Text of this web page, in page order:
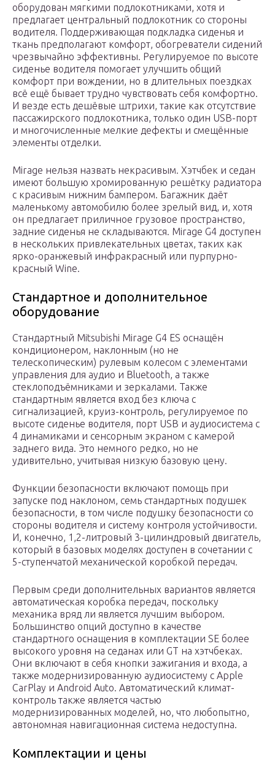
оборудован мягкими подлокотниками, хотя и
предлагает центральный подлокотник со стороны
водителя. Поддерживающая подкладка сиденья и
ткань предполагают комфорт, обогреватели сидений
чрезвычайно эффективны. Регулируемое по высоте
сиденье водителя помогает улучшить общий
комфорт при вождении, но в длительных поездках
всё ещё бывает трудно чувствовать себя комфортно.
И везде есть дешёвые штрихи, такие как отсутствие
пассажирского подлокотника, только один USB-порт
и многочисленные мелкие дефекты и смещённые
элементы отделки.
Mirage нельзя назвать некрасивым. Хэтчбек и седан
имеют большую хромированную решётку радиатора
с красивым нижним бампером. Багажник даёт
маленькому автомобилю более зрелый вид, и, хотя
он предлагает приличное грузовое пространство,
задние сиденья не складываются. Mirage G4 доступен
в нескольких привлекательных цветах, таких как
ярко-оранжевый инфракрасный или пурпурно-
красный Wine.
Стандартное и дополнительное
оборудование
Стандартный Mitsubishi Mirage G4 ES оснащён
кондиционером, наклонным (но не
телескопическим) рулевым колесом с элементами
управления для аудио и Bluetooth, а также
стеклоподъёмниками и зеркалами. Также
стандартным является вход без ключа с
сигнализацией, круиз-контроль, регулируемое по
высоте сиденье водителя, порт USB и аудиосистема с
4 динамиками и сенсорным экраном с камерой
заднего вида. Это немного редко, но не
удивительно, учитывая низкую базовую цену.
Функции безопасности включают помощь при
запуске под наклоном, семь стандартных подушек
безопасности, в том числе подушку безопасности со
стороны водителя и систему контроля устойчивости.
И, конечно, 1,2-литровый 3-цилиндровый двигатель,
который в базовых моделях доступен в сочетании с
5-ступенчатой механической коробкой передач.
Первым среди дополнительных вариантов является
автоматическая коробка передач, поскольку
механика вряд ли является лучшим выбором.
Большинство опций доступно в качестве
стандартного оснащения в комплектации SE более
высокого уровня на седанах или GT на хэтчбеках.
Они включают в себя кнопки зажигания и входа, а
также модернизированную аудиосистему с Apple
CarPlay и Android Auto. Автоматический климат-
контроль также является частью
модернизированных моделей, но, что любопытно,
автономная навигационная система недоступна.
Комплектации и цены